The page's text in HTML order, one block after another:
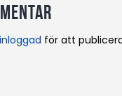
inloggad för att